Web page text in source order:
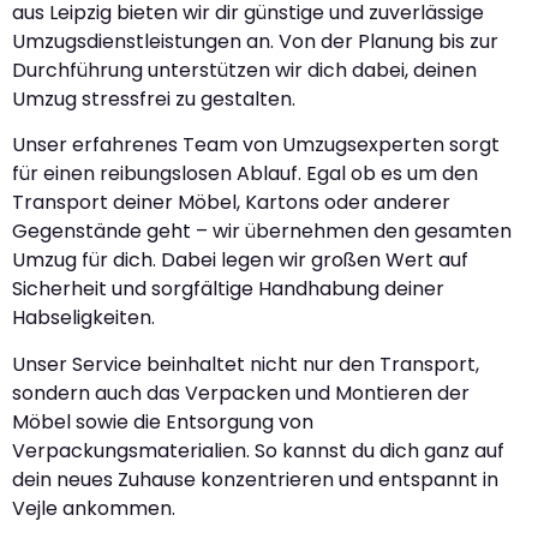
aus Leipzig bieten wir dir günstige und zuverlässige
Umzugsdienstleistungen an. Von der Planung bis zur
Durchführung unterstützen wir dich dabei, deinen
Umzug stressfrei zu gestalten.
Unser erfahrenes Team von Umzugsexperten sorgt
für einen reibungslosen Ablauf. Egal ob es um den
Transport deiner Möbel, Kartons oder anderer
Gegenstände geht – wir übernehmen den gesamten
Umzug für dich. Dabei legen wir großen Wert auf
Sicherheit und sorgfältige Handhabung deiner
Habseligkeiten.
Unser Service beinhaltet nicht nur den Transport,
sondern auch das Verpacken und Montieren der
Möbel sowie die Entsorgung von
Verpackungsmaterialien. So kannst du dich ganz auf
dein neues Zuhause konzentrieren und entspannt in
Vejle ankommen.